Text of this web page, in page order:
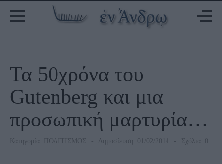
Τα 50χρόνα του
Gutenberg και μια
προσωπική μαρτυρία…
Κατηγορία: ΠΟΛΙΤΙΣΜΟΣ Δημοσίευση: 01/02/2014 Σχόλια: 0